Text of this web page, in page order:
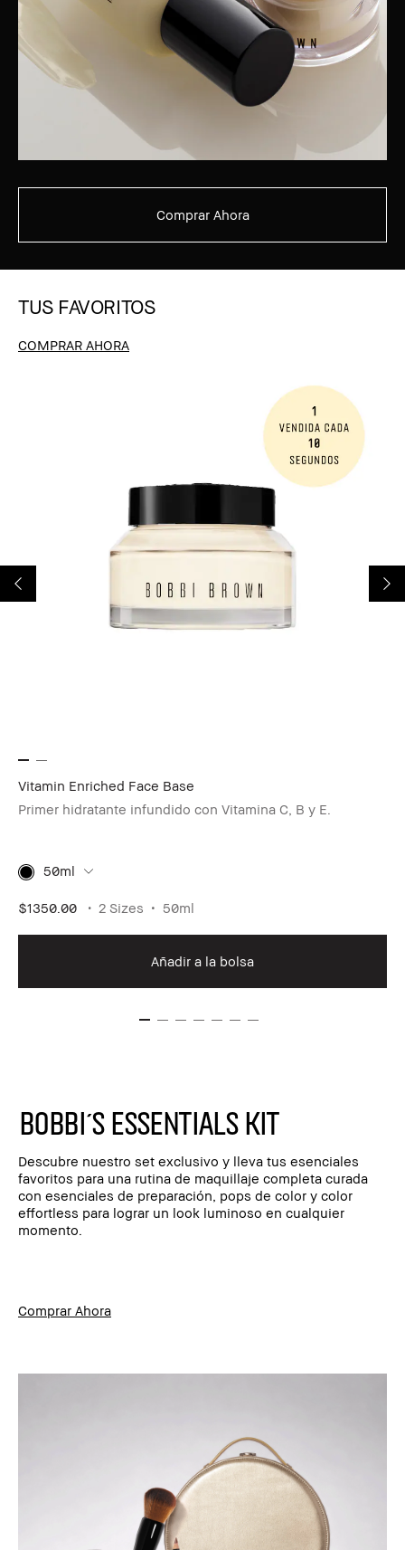
Comprar Ahora
TUS FAVORITOS
COMPRAR AHORA
Vitamin Enriched Face Base
Primer hidratante infundido con Vitamina C, B y E.
50ml
$1350.00 2 Sizes 50ml
Añadir a la bolsa
Bobbi´s Essentials Kit
Descubre nuestro set exclusivo y lleva tus esenciales
favoritos para una rutina de maquillaje completa curada
con esenciales de preparación, pops de color y color
effortless para lograr un look luminoso en cualquier
momento.
Comprar Ahora